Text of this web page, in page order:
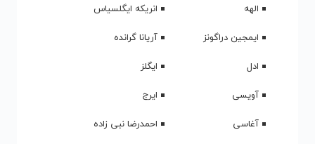
الهه
انریکه ایگلسیاس
ایمجین دراگونز
آریانا گرانده
ادل
ایگلز
آویسی
ایرج
آغاسی
احمدرضا نبی زاده